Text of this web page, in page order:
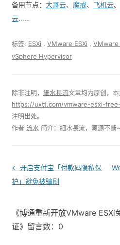
备用节点： 大哥云、 魔戒、 飞机云、
云……
标签: ESXi VMware ESXi VMware
vSphere Hypervisor
除非注明， 細水長流文章均为原创，
https://uxtt.com/vmware-esxi-
注明出处。
作者 流水 简介：細水長流，源源不斷~
Post
navigation
← 开启支付宝「付款码隐私保
护」避免被骗刷
《博通重新开放VMware
证》留言数：0